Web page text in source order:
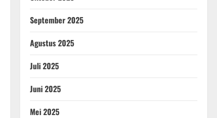
September 2025
Agustus 2025
Juli 2025
Juni 2025
Mei 2025